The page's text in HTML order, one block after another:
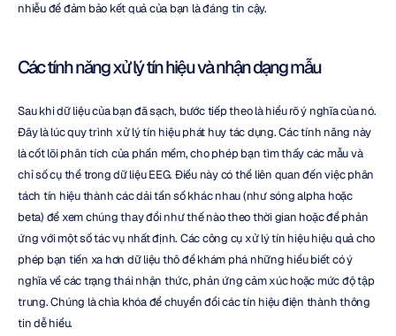
nhiễu để đảm bảo kết quả của bạn là đáng tin cậy.
Các tính năng xử lý tín hiệu và nhận dạng mẫu
Sau khi dữ liệu của bạn đã sạch, bước tiếp theo là hiểu rõ ý nghĩa của nó.
Đây là lúc quy trình xử lý tín hiệu phát huy tác dụng. Các tính năng này
là cốt lõi phân tích của phần mềm, cho phép bạn tìm thấy các mẫu và
chỉ số cụ thể trong dữ liệu EEG. Điều này có thể liên quan đến việc phân
tách tín hiệu thành các dải tần số khác nhau (như sóng alpha hoặc
beta) để xem chúng thay đổi như thế nào theo thời gian hoặc để phản
ứng với một số tác vụ nhất định. Các công cụ xử lý tín hiệu hiệu quả cho
phép bạn tiến xa hơn dữ liệu thô để khám phá những hiểu biết có ý
nghĩa về các trạng thái nhận thức, phản ứng cảm xúc hoặc mức độ tập
trung. Chúng là chìa khóa để chuyển đổi các tín hiệu điện thành thông
tin dễ hiểu.